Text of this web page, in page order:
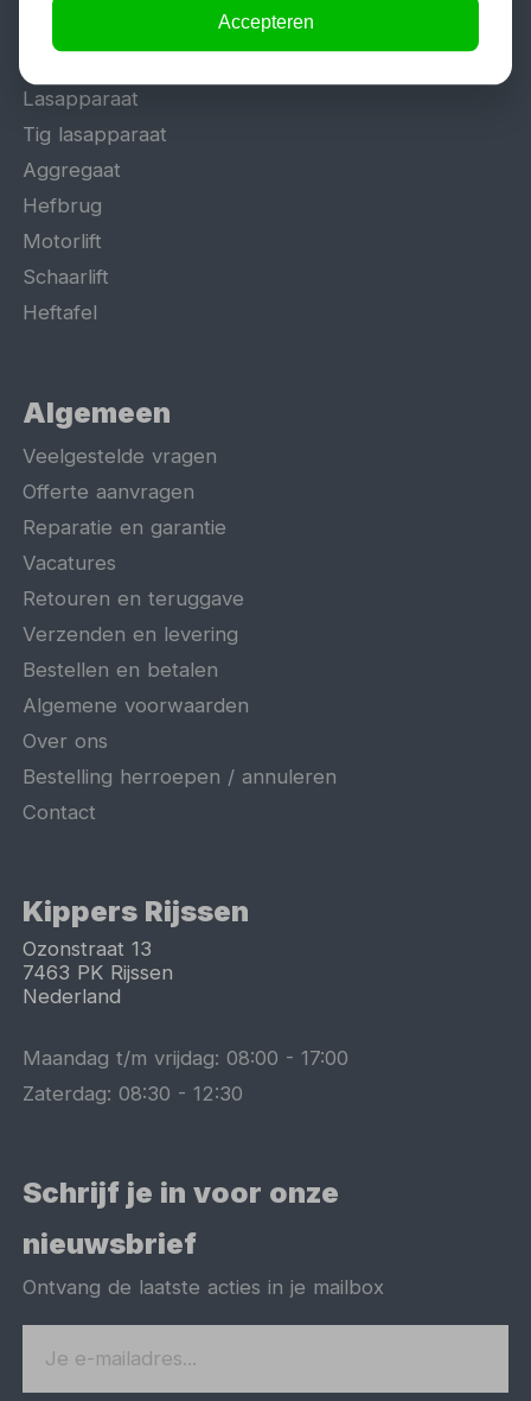
Populaire categorieën
Lasapparaat
Tig lasapparaat
Aggregaat
Hefbrug
Motorlift
Schaarlift
Heftafel
Algemeen
Veelgestelde vragen
Offerte aanvragen
Reparatie en garantie
Vacatures
Retouren en teruggave
Verzenden en levering
Bestellen en betalen
Algemene voorwaarden
Over ons
Bestelling herroepen / annuleren
Contact
Kippers Rijssen
Ozonstraat 13
7463 PK Rijssen
Nederland
Maandag t/m vrijdag:08:00 -17:00
Zaterdag:08:30 -12:30
Schrijf je in voor onze
nieuwsbrief
Ontvang de laatste acties in je mailbox
Accepteren